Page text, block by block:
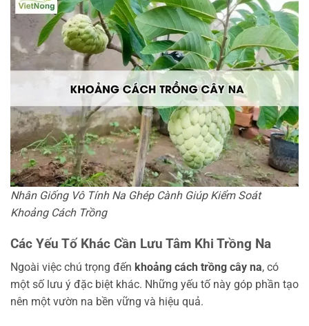
Nhân Giống Vô Tính Na Ghép Cành Giúp Kiểm Soát
Khoảng Cách Trồng
Các Yếu Tố Khác Cần Lưu Tâm Khi Trồng Na
Ngoài việc chú trọng đến khoảng cách trồng cây na, có
một số lưu ý đặc biệt khác. Những yếu tố này góp phần tạo
nên một vườn na bền vững và hiệu quả.